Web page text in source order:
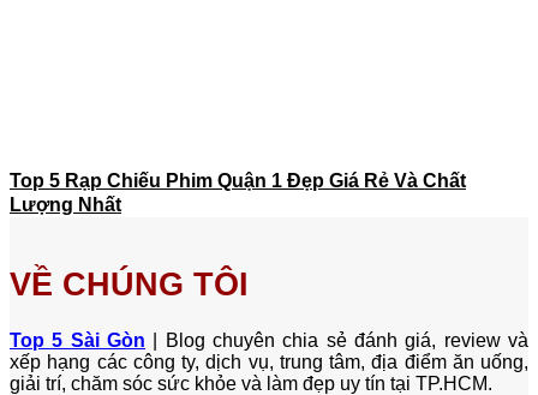
Top 5 Rạp Chiếu Phim Quận 1 Đẹp Giá Rẻ Và Chất
Lượng Nhất
VỀ CHÚNG TÔI
Top 5 Sài Gòn | Blog chuyên chia sẻ đánh giá, review và
xếp hạng các công ty, dịch vụ, trung tâm, địa điểm ăn uống,
giải trí, chăm sóc sức khỏe và làm đẹp uy tín tại TP.HCM.